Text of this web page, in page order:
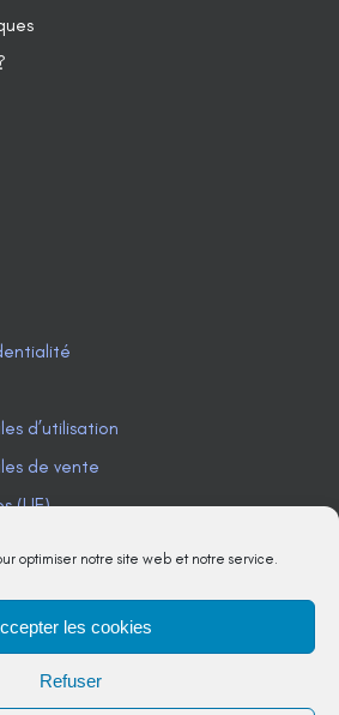
optimiser notre site web et notre service.
les cookies
Refuser
d’utilisation
de vente
(UE)
22 98